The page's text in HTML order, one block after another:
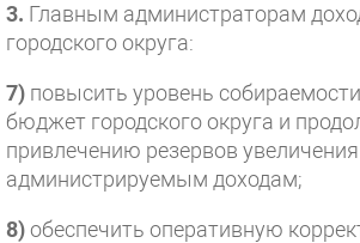
3. Главным администраторам
городского округа:
7) повысить уровень
бюджет городского округа и
привлечению резервов
администрируемым доходам;
8)обеспечить оперативную